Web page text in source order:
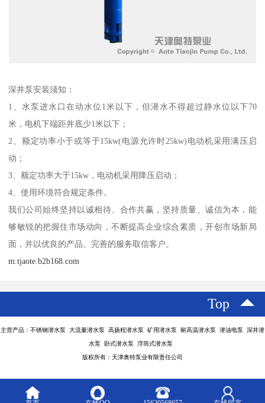
深井泵安装须知：
1、水泵进水口在动水位1米以下，但潜水不得超过静水位以下70
米，电机下端距井底少1米以下；
2、额定功率小于或等于15kw(电源允许时25kw)电动机采用满压启
动；
3、额定功率大于15kw，电动机采用降压启动；
4、使用环境符合规定条件。
我们公司始终坚持以诚相待、合作共赢，坚持质量、诚信为本，能
够敏锐的把握住市场动向，不断提高企业综合素质，开创市场新局
面，并以优良的产品、完善的服务取信客户。
m.tjaote.b2b168.com
Top
主营产品：不锈钢潜水泵 大流量潜水泵 高扬程潜水泵 矿用潜水泵 耐高温潜水泵 潜油电泵 深井潜
水泵 卧式潜水泵 浮筒式潜水泵
版权所有：天津奥特泵业有限责任公司